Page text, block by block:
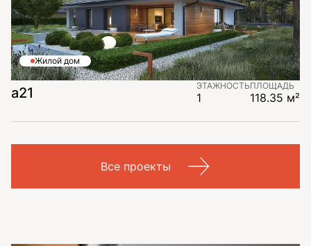
Жилой дом
a21 ЭТАЖНОСТЬ
1
ПЛОЩАДЬ
118.35 м²
Все проекты